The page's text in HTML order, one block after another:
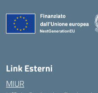
Link Esterni
MIUR